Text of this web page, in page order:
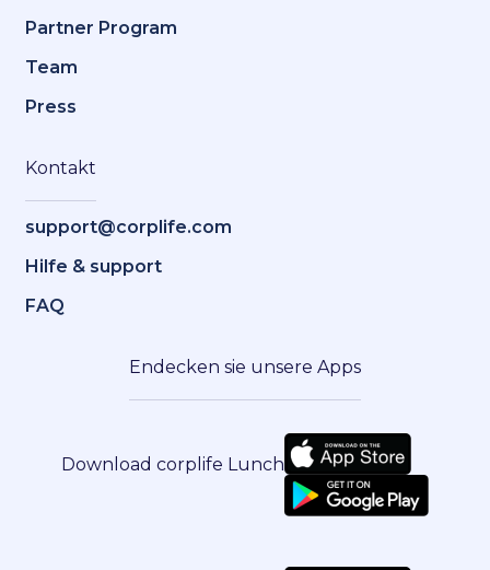
Partner Program
Team
Press
Kontakt
support@corplife.com
Hilfe & support
FAQ
Endecken sie unsere Apps
Download corplife Lunch